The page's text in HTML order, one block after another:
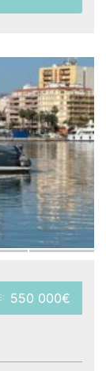
550 000€